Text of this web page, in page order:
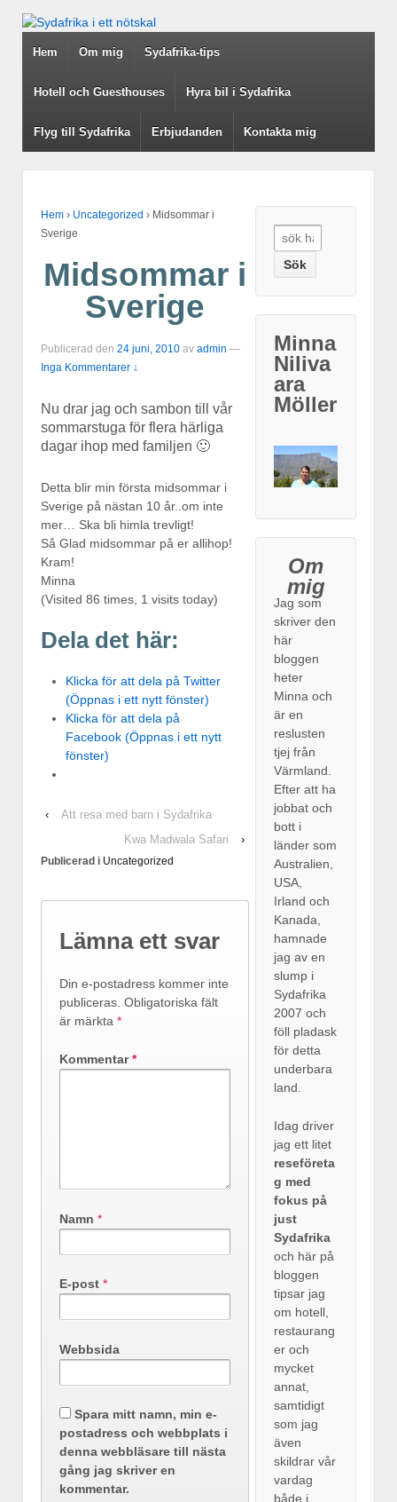
Hem Om mig Sydafrika-tips
Hotell och Guesthouses Hyra bil i Sydafrika
Flyg till Sydafrika Erbjudanden Kontakta mig
Hem › Uncategorized › Midsommar i
Sverige
Midsommar i
Sverige
Publicerad den 24 juni, 2010 av admin —
Inga Kommentarer ↓
Nu drar jag och sambon till vår
sommarstuga för flera härliga
dagar ihop med familjen 🙂
Detta blir min första midsommar i
Sverige på nästan 10 år..om inte
mer… Ska bli himla trevligt!
Så Glad midsommar på er allihop!
Kram!
Minna
(Visited 86 times, 1 visits today)
Dela det här:
Klicka för att dela på Twitter
(Öppnas i ett nytt fönster)
Klicka för att dela på
Facebook (Öppnas i ett nytt
fönster)
‹
Att resa med barn i Sydafrika
Kwa Madwala Safari
›
Publicerad i Uncategorized
Lämna ett svar
Din e-postadress kommer inte
publiceras. Obligatoriska fält
är märkta *
Kommentar*
Namn *
E-post *
Webbsida
Spara mitt namn, min e-
postadress och webbplats i
denna webbläsare till nästa
gång jag skriver en
kommentar.
Search for:
Minna
Niliva
ara
Möller
Om
mig
Jag som
skriver den
här
bloggen
heter
Minna och
är en
reslusten
tjej från
Värmland.
Efter att ha
jobbat och
bott i
länder som
Australien,
USA,
Irland och
Kanada,
hamnade
jag av en
slump i
Sydafrika
2007 och
föll pladask
för detta
underbara
land.
Idag driver
jag ett litet
reseföreta
g med
fokus på
just
Sydafrika
och här på
bloggen
tipsar jag
om hotell,
restaurang
er och
mycket
annat,
samtidigt
som jag
även
skildrar vår
vardag
både i